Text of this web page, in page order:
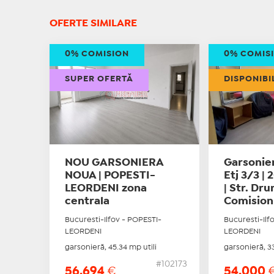
OFERTE SIMILARE
NOU GARSONIERA
NOUA | POPESTI-
LEORDENI zona
centrala
Bucuresti-Ilfov - POPESTI-
LEORDENI
garsonieră, 45.34 mp utili
56.694 €
#102173
0% COMISION
SUPER OFERTĂ
Etj 3/3 |
| Str.
Bucuresti-
LEORDENI
garsonieră,
54.000
0%